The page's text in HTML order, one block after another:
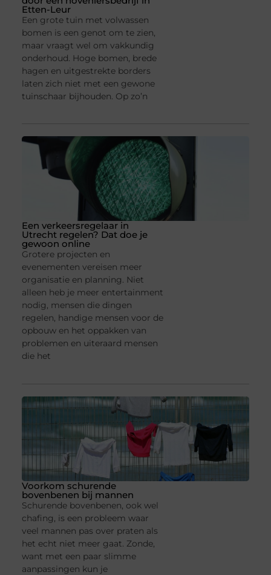
Etten-Leur
Een grote tuin met volwassen
bomen is een genot om te zien,
maar vraagt wel om vakkundig
onderhoud. Hoge bomen, brede
hagen en uitgestrekte borders
laten zich niet met een gewone
tuinschaar bijhouden. Op zo’n
Een verkeersregelaar in
Utrecht regelen? Dat doe je
gewoon online
Grotere projecten en
evenementen vereisen meer
organisatie en planning. Niet
alleen heb je meer entertainment
nodig, mensen die dingen
regelen, handige mensen voor de
opbouw en het oppakken van
problemen en uiteraard mensen
die het
Voorkom schurende
bovenbenen bij mannen
Schurende bovenbenen, ook wel
chafing, is een probleem waar
veel mannen pas over praten als
het echt niet meer gaat. Zonde,
want met een paar slimme
aanpassingen kun je